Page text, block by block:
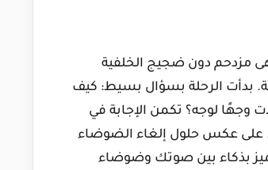
مزدحم دون ضجيج الخلفية
بدأت الرحلة بسؤال بسيط: كيف
وجهًا لوجه؟ تكمن الإجابة في
على عكس حلول إلغاء الضوضاء
بذكاء بين صوتك وضوضاء